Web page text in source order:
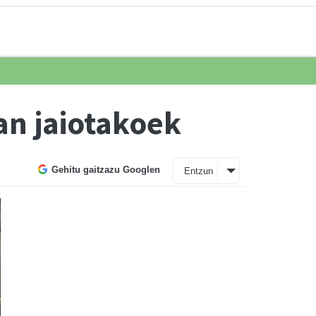
jaiotakoek
Gehitu gaitzazu Googlen Entzun